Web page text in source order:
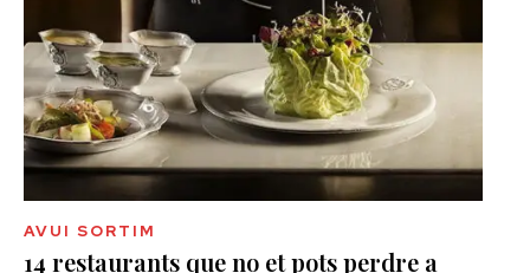
AVUI SORTIM
14 restaurants que no et pots perdre a